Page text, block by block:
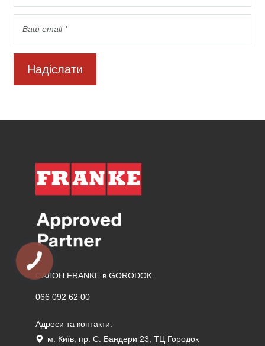
Надіслати
САЛОН FRANKE в GORODOK
066 092 62 00
Адреси та контакти:
м. Київ, пр. С. Бандери 23, ТЦ Городок